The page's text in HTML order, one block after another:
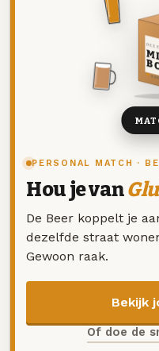
PERSONAL MATCH ·
Hou je van
De Beer koppelt je
dezelfde straat
Gewoon raak.
Bekijk
Of doe de
8